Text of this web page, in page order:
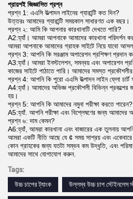
প্রায়শই জিজ্ঞাসিত প্রশ্ন
প্রশ্ন 1: এএসি উত্পাদন লাইনের গ্যারান্টি কত দিন?
উত্তরঃ আমাদের গ্যারান্টি সময়কাল সাধারণত এক বছর।
প্রশ্ন ২: আমি কি আপনার কারখানাটি দেখতে পারি?
A2:হ্যাঁ। আমরা আপনাকে আমাদের কারখানা পরিদর্শন
আমরা আপনাকে আমাদের গ্রাহক সাইটে নিয়ে যাবো আসল
প্রশ্ন 3: আপনি কি সরঞ্জাম অপারেশন প্রশিক্ষণ প্রদান
A3:হ্যাঁ। আমরা ইনস্টলেশন, সমন্বয় এবং অপারেশন
কাজের সাইটে পাঠাতে পারি। আমাদের সমস্ত প্রকৌশলীর
প্রশ্ন 4: আপনি কি পুরো এএসি উত্পাদন লাইন ফ্লো চার্ট
A4:হ্যাঁ। আমাদের অভিজ্ঞ প্রকৌশলী বিভিন্ন প্রকল্পের
হয়।
প্রশ্ন 5: আপনি কি আমাদের নমুনা পরীক্ষা করতে পারেন?
A5:হ্যাঁ. আপনি পরীক্ষা এবং বিশ্লেষণের জন্য আমাদের
প্রশ্ন ৬: দাম কেমন?
A6:হ্যাঁ, আমরা কারখানা এবং বাজারের এক তুলনায়
আমরা একটি নীতি আছে যে ¢ সময় সাশ্রয় এবং
কোন গ্রাহকের জন্য যতটা সম্ভব কম উদ্ধৃতি, এবং
আমাদের সাথে যোগাযোগ করুন.
Tags:
উচ্চ চাপের ট্যাংক
উল্লম্ব উচ্চ চাপ স্টেইনলেস